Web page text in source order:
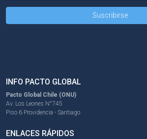
INFO PACTO GLOBAL
Pacto Global Chile (ONU)
Av. Los Leones N°745
Piso 6 Providencia - Santiago
ENLACES RÁPIDOS